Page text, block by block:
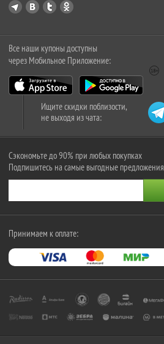
Все наши купоны доступны
через Мобильное Приложение:
Ищите скидки поблизости,
не выходя из чата:
Сэкономьте до 90% при любых покупках
Подпишитесь на самые выгодные предложения
Принимаем к оплате: